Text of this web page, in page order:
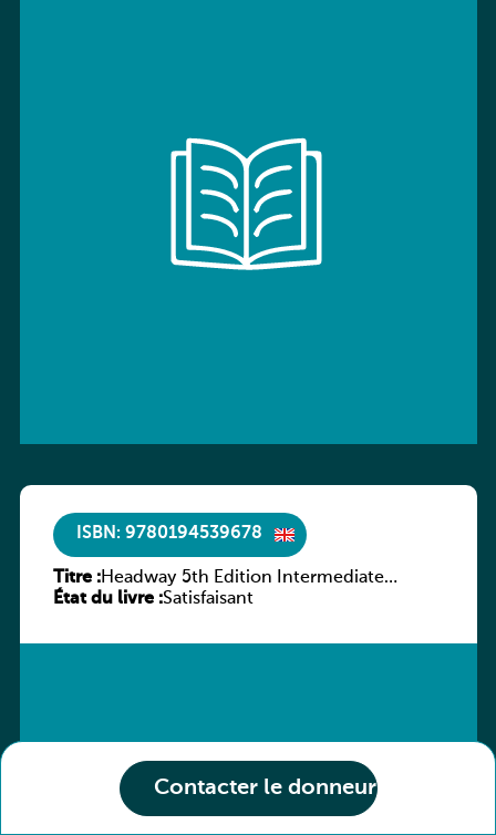
Contacter le donneur
ISBN: 9780194539678
Titre :Headway 5th Edition Intermediate
Workbook without key
État du livre :Satisfaisant